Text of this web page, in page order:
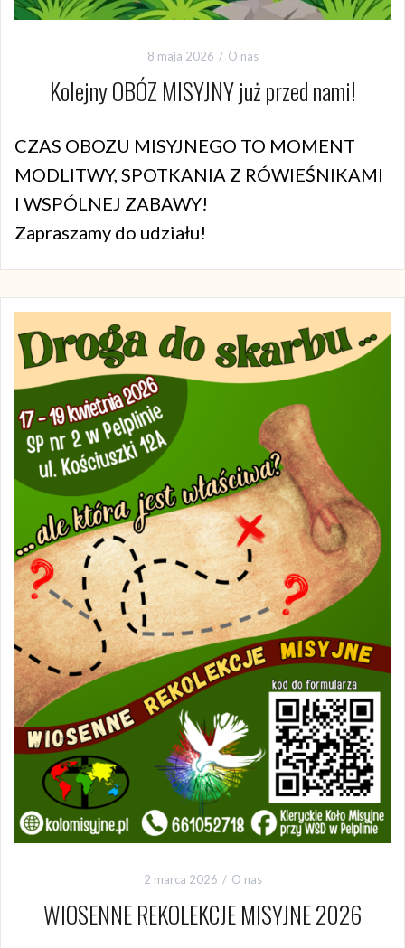
8 maja 2026 O nas
Kolejny OBÓZ MISYJNY już przed nami!
CZAS OBOZU MISYJNEGO TO MOMENT
MODLITWY, SPOTKANIA Z RÓWIEŚNIKAMI
I WSPÓLNEJ ZABAWY!
Zapraszamy do udziału!
2 marca 2026 O nas
WIOSENNE REKOLEKCJE MISYJNE 2026